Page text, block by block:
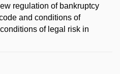
regulation of bankruptcy
and conditions of
of legal risk in